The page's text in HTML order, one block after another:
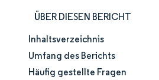
ÜBER DIESEN BERICHT
Marktgröße und -anteil
Marktanalyse
Inhaltsverzeichnis
Umfang des Berichts
Häufig gestellte Fragen